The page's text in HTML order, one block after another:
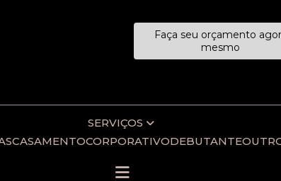
Faça seu orçamento
mesmo
SERVIÇOS
CASAMENTO CORPORATIVO DEBUTANTE